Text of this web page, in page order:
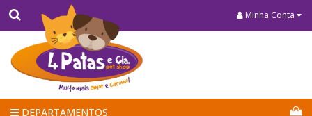
Minha Conta
DEPARTAMENTOS